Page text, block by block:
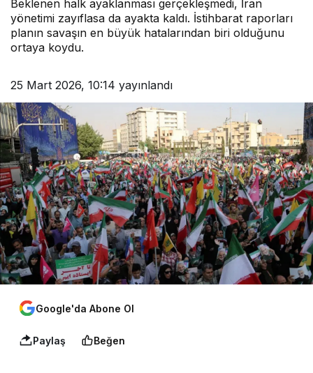
Beklenen halk ayaklanması gerçekleşmedi, İran
yönetimi zayıflasa da ayakta kaldı. İstihbarat raporları
planın savaşın en büyük hatalarından biri olduğunu
ortaya koydu.
25 Mart 2026, 10:14 yayınlandı
Google'da Abone Ol
Paylaş Beğen